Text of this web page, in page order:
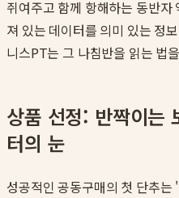
쥐여주고 함께 항해하는 동반자
져 있는 데이터를 의미 있는 정
니스PT는 그 나침반을 읽는 법
상품 선정: 반짝이는
터의 눈
성공적인 공동구매의 첫 단추